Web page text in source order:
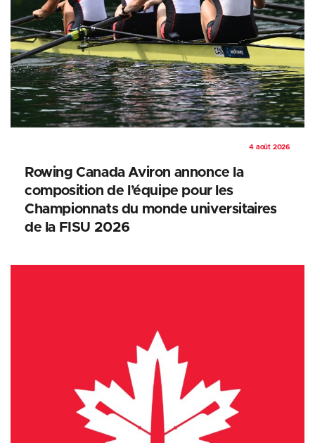
4 août 2026
Rowing Canada Aviron annonce la
composition de l’équipe pour les
Championnats du monde universitaires
de la FISU 2026